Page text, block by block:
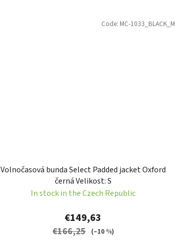
Volnočasová bunda Select Padded jacket Oxford
černá Velikost: S
In stock in the Czech Republic
€149,63
€166,25 (–10 %)
Code: MC-1033_BLACK_M